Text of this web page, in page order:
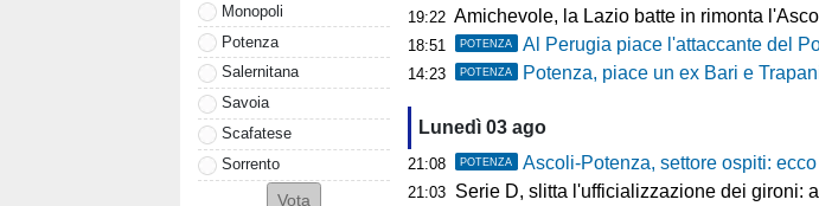
Monopoli
Potenza
Salernitana
Savoia
Scafatese
Sorrento
19:22 Amichevole, la Lazio batte in rimonta
18:51 POTENZA Al Perugia piace l'attaccante del
14:23 POTENZA Potenza, piace un ex Bari e Trapani ma il
Lunedì 03 ago
21:08 POTENZA Ascoli-Potenza, settore ospiti: ecco quanti
21:03 Serie D, slitta l'ufficializzazione dei gironi: